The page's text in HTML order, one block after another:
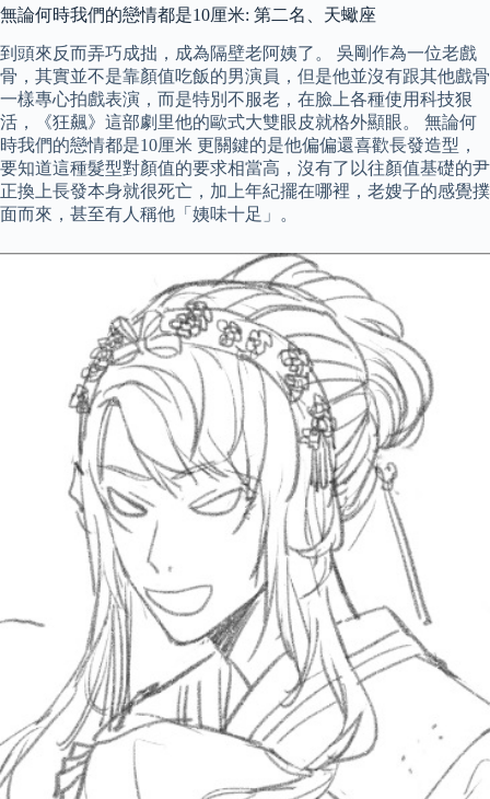
無論何時我們的戀情都是10厘米: 第二名、天蠍座
到頭來反而弄巧成拙，成為隔壁老阿姨了。 吳剛作為一位老戲
骨，其實並不是靠顏值吃飯的男演員，但是他並沒有跟其他戲骨
一樣專心拍戲表演，而是特別不服老，在臉上各種使用科技狠
活，《狂飆》這部劇里他的歐式大雙眼皮就格外顯眼。 無論何
時我們的戀情都是10厘米 更關鍵的是他偏偏還喜歡長發造型，
要知道這種髮型對顏值的要求相當高，沒有了以往顏值基礎的尹
正換上長發本身就很死亡，加上年紀擺在哪裡，老嫂子的感覺撲
面而來，甚至有人稱他「姨味十足」。